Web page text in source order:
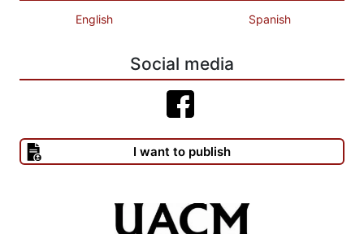
English Spanish
Social media
I want to publish